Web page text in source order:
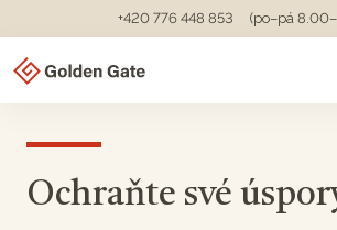
+420 776 448 853 (po–pá
Ochraňte své